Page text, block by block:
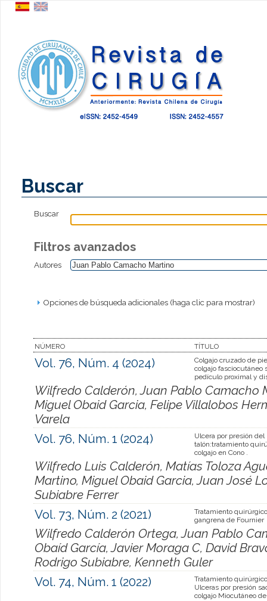
Buscar
Buscar
Filtros avanzados
Autores
Opciones de búsqueda adicionales (haga clic para mostrar)
NÚMERO TÍTULO
Vol. 76, Núm. 4 (2024)
Colgajo cruzado de
colgajo fasciocutáneo
pedículo proximal y
Wilfredo Calderón, Juan Pablo Camacho
Miguel Obaid Garcia, Felipe Villalobos
Varela
Vol. 76, Núm. 1 (2024)
Ulcera por presión del
talón:tratamiento
colgajo en Cono .
Wilfredo Luis Calderón, Matías Toloza
Martino, Miguel Obaid Garcia, Juan José
Subiabre Ferrer
Vol. 73, Núm. 2 (2021)
Tratamiento
gangrena de Fournier
Wilfredo Calderón Ortega, Juan Pablo
Obaíd García, Javier Moraga C, David
Rodrigo Subiabre, Kenneth Guler
Vol. 74, Núm. 1 (2022)
Tratamiento
Ulceras por presión
colgajo Miocutáneo